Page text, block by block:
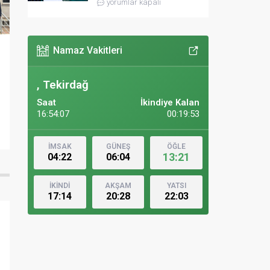
yorumlar kapalı
Namaz Vakitleri
, Tekirdağ
Saat
16:54:09
İkindiye Kalan
00:19:51
İMSAK
04:22
GÜNEŞ
06:04
ÖĞLE
13:21
İKİNDİ
17:14
AKŞAM
20:28
YATSI
22:03